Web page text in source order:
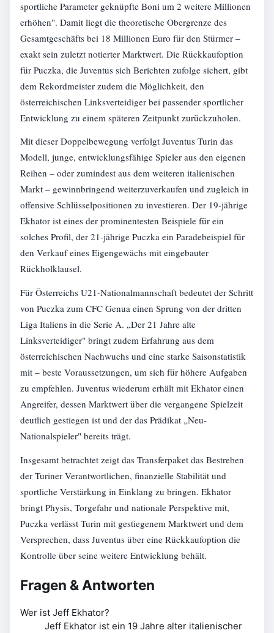
sportliche Parameter geknüpfte Boni um 2 weitere Millionen
erhöhen". Damit liegt die theoretische Obergrenze des
Gesamtgeschäfts bei 18 Millionen Euro für den Stürmer –
exakt sein zuletzt notierter Marktwert. Die Rückkaufoption
für Puczka, die Juventus sich Berichten zufolge sichert, gibt
dem Rekordmeister zudem die Möglichkeit, den
österreichischen Linksverteidiger bei passender sportlicher
Entwicklung zu einem späteren Zeitpunkt zurückzuholen.
Mit dieser Doppelbewegung verfolgt Juventus Turin das
Modell, junge, entwicklungsfähige Spieler aus den eigenen
Reihen – oder zumindest aus dem weiteren italienischen
Markt – gewinnbringend weiterzuverkaufen und zugleich in
offensive Schlüsselpositionen zu investieren. Der 19-jährige
Ekhator ist eines der prominentesten Beispiele für ein
solches Profil, der 21-jährige Puczka ein Paradebeispiel für
den Verkauf eines Eigengewächs mit eingebauter
Rückholklausel.
Für Österreichs U21-Nationalmannschaft bedeutet der Schritt
von Puczka zum CFC Genua einen Sprung von der dritten
Liga Italiens in die Serie A. „Der 21 Jahre alte
Linksverteidiger" bringt zudem Erfahrung aus dem
österreichischen Nachwuchs und eine starke Saisonstatistik
mit – beste Voraussetzungen, um sich für höhere Aufgaben
zu empfehlen. Juventus wiederum erhält mit Ekhator einen
Angreifer, dessen Marktwert über die vergangene Spielzeit
deutlich gestiegen ist und der das Prädikat „Neu-
Nationalspieler" bereits trägt.
Insgesamt betrachtet zeigt das Transferpaket das Bestreben
der Turiner Verantwortlichen, finanzielle Stabilität und
sportliche Verstärkung in Einklang zu bringen. Ekhator
bringt Physis, Torgefahr und nationale Perspektive mit,
Puczka verlässt Turin mit gestiegenem Marktwert und dem
Versprechen, dass Juventus über eine Rückkaufoption die
Kontrolle über seine weitere Entwicklung behält.
Fragen & Antworten
Wer ist Jeff Ekhator?
Jeff Ekhator ist ein 19 Jahre alter italienischer